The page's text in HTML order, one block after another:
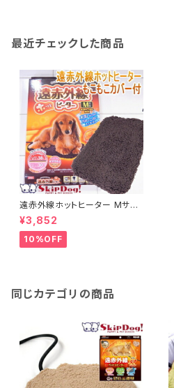
最近チェックした商品
遠赤外線ホットヒーター Mサイ
ズ チワワ 小型犬 犬 ペット用ヒ
ーター 湯たんぽ 暖房 暖房グッ
ズ 温度 温かい あったか あたた
か 暖か 設定 暖房器具 保温 保
¥3,852
10%OFF
同じカテゴリの商品